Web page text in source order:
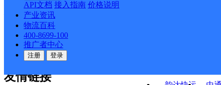
API文档 接入指南 价格说明
产业资讯
物流百科
400-8699-100
推广者中心
注册 登录
关于我们
公司介绍 企业动态
合作伙伴 快递鸟接口服务协议
户隐私政策
友情链接